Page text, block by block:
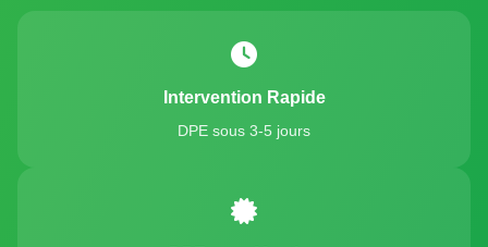
Intervention Rapide
DPE sous 3-5 jours